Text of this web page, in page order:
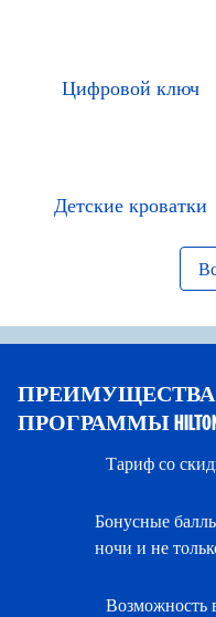
Цифровой ключ
Детские кроватки
ПРОГРАММЫ HILTON
Тариф со
Бонусные
ночи и не
Возможность